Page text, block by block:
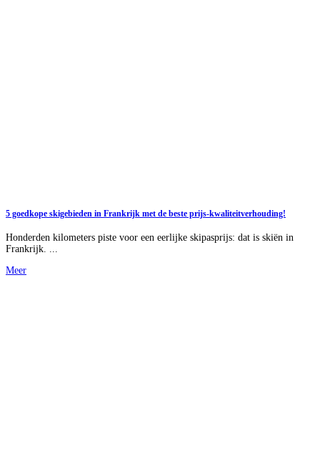
5 goedkope skigebieden in Frankrijk met de beste prijs-kwaliteitverhouding!
Honderden kilometers piste voor een eerlijke skipasprijs: dat is skiën in
Frankrijk. ...
Meer